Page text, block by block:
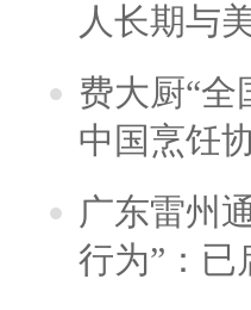
人长期与
费大厨“全
中国烹饪
广东雷州
行为”：已